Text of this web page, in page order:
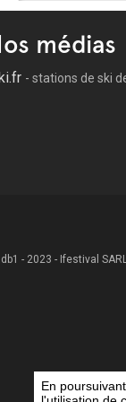
médias
- stations de ski
- 2023 - Ifestival
En